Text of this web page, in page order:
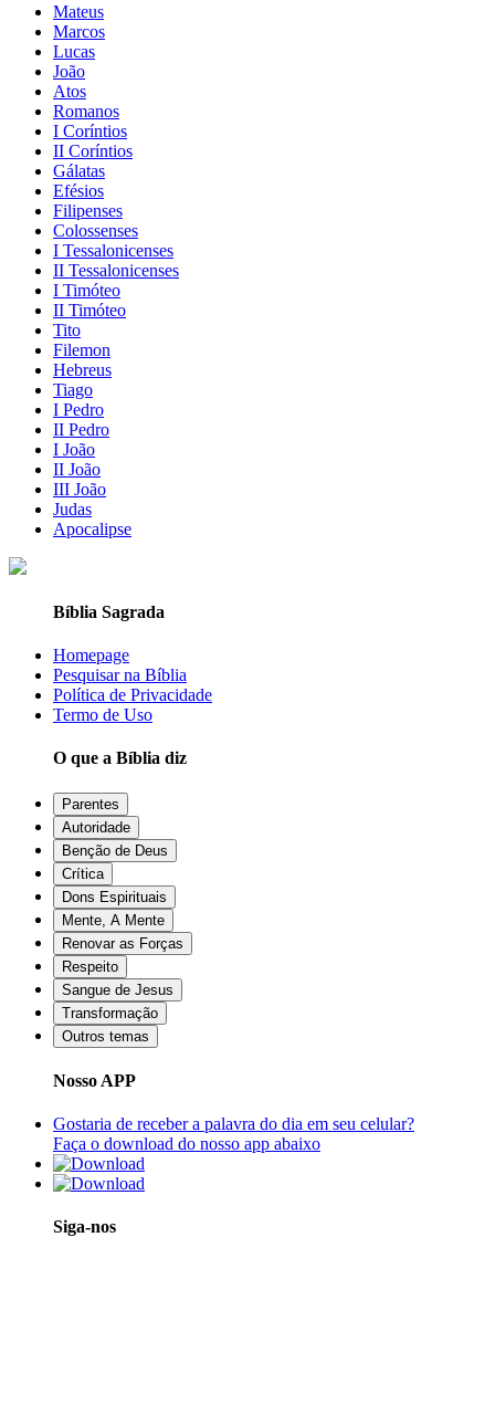
Mateus
Marcos
Lucas
João
Atos
Romanos
I Coríntios
II Coríntios
Gálatas
Efésios
Filipenses
Colossenses
I Tessalonicenses
II Tessalonicenses
I Timóteo
II Timóteo
Tito
Filemon
Hebreus
Tiago
I Pedro
II Pedro
I João
II João
III João
Judas
Apocalipse
Bíblia Sagrada
Homepage
Pesquisar na Bíblia
Política de Privacidade
Termo de Uso
O que a Bíblia diz
Parentes
Autoridade
Benção de Deus
Crítica
Dons Espirituais
Mente, A Mente
Renovar as Forças
Respeito
Sangue de Jesus
Transformação
Outros temas
Nosso APP
Gostaria de receber a palavra do dia em seu celular?
Faça o download do nosso app abaixo
Siga-nos